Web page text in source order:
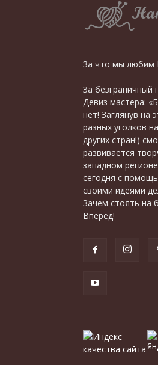
За что мы любим
За безграничный
Девиз мастера:
нет! Заглянув на
разных уголков
других стран!)
развивается
западном
сегодня с
своими идеями
Зачем стоять на
Вперёд!